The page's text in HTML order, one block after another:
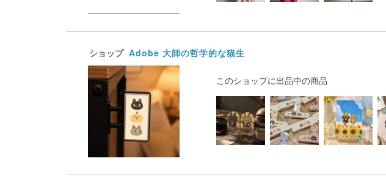
ショップ Adobe 大師の哲学的な猫生
このショップに出品中の商品